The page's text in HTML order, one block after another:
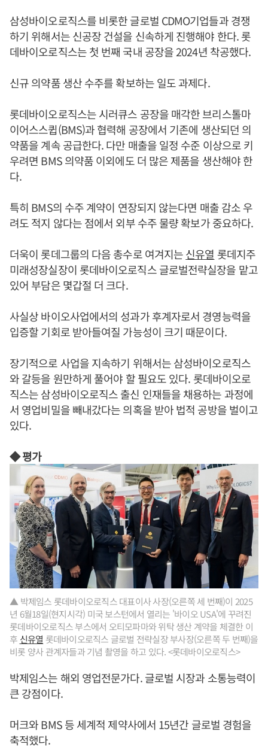
삼성바이오로직스를 비롯한 글로벌 CDMO기업들과 경쟁
하기 위해서는 신공장 건설을 신속하게 진행해야 한다. 롯
데바이오로직스는 첫 번째 국내 공장을 2024년 착공했다.
신규 의약품 생산 수주를 확보하는 일도 과제다.
롯데바이오로직스는 시러큐스 공장을 매각한 브리스톨마
이어스스큅(BMS)과 협력해 공장에서 기존에 생산되던 의
약품을 계속 공급한다. 다만 매출을 일정 수준 이상으로 키
우려면 BMS 의약품 이외에도 더 많은 제품을 생산해야 한
다.
특히 BMS의 수주 계약이 연장되지 않는다면 매출 감소 우
려도 적지 않다는 점에서 외부 수주 물량 확보가 중요하다.
더욱이 롯데그룹의 다음 총수로 여겨지는신유열 롯데지주
미래성장실장이 롯데바이오로직스 글로벌전략실장을 맡고
있어 부담은 몇갑절 더 크다.
사실상 바이오사업에서의 성과가 후계자로서 경영능력을
입증할 기회로 받아들여질 가능성이 크기 때문이다.
장기적으로 사업을 지속하기 위해서는 삼성바이오로직스
와 갈등을 원만하게 풀어야 할 필요도 있다. 롯데바이오로
직스는 삼성바이오로직스 출신 인재들을 채용하는 과정에
서 영업비밀을 빼내갔다는 의혹을 받아 법적 공방을 벌이고
있다.
◆ 평가
▲ 박제임스 롯데바이오로직스 대표이사 사장(오른쪽 세 번째)이 2025
년 6월18일(현지시각) 미국 보스턴에서 열리는 '바이오 USA'에 꾸려진
롯데바이오로직스 부스에서 오티모파마와 위탁 생산 계약을 체결한 이
후 신유열 롯데바이오로직스 글로벌 전략실장 부사장(오른쪽 두 번째)을
비롯 양사 관계자들과 기념 촬영을 하고 있다. <롯데바이오로직스>
박제임스는 해외 영업전문가다. 글로벌 시장과 소통능력이
큰 강점이다.
머크와 BMS 등 세계적 제약사에서 15년간 글로벌 경험을
축적했다.